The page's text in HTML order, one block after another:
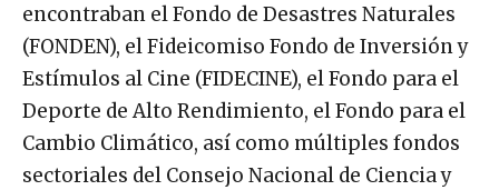
encontraban el Fondo de Desastres Naturales
(FONDEN), el Fideicomiso Fondo de Inversión y
Estímulos al Cine (FIDECINE), el Fondo para el
Deporte de Alto Rendimiento, el Fondo para el
Cambio Climático, así como múltiples fondos
sectoriales del Consejo Nacional de Ciencia y